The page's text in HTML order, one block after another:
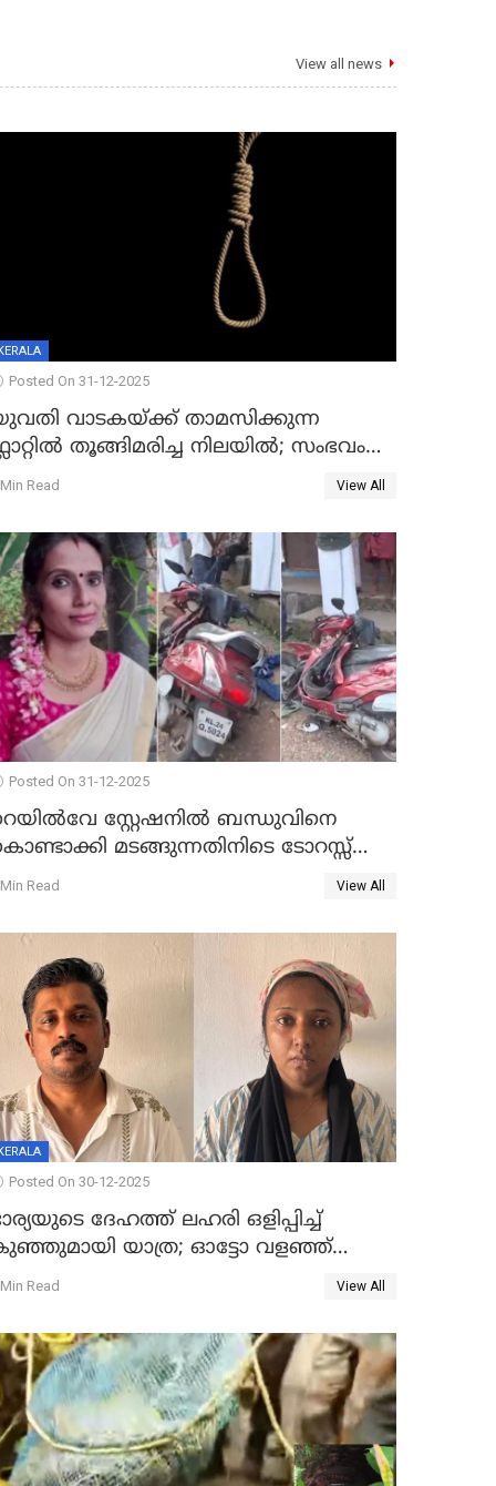
View all news
Posted On 31-12-2025
വാടകയ്ക്ക് താമസിക്കുന്ന
തൂങ്ങിമരിച്ച നിലയില്‍; സംഭവം
Read View All
Posted On 31-12-2025
സ്റ്റേഷനിൽ ബന്ധുവിനെ
മടങ്ങുന്നതിനിടെ ടോറസ്സ്
സ്കൂട്ടറിൽ ഇടിച്ചു : യുവതിക്ക്
Read View All
Posted On 30-12-2025
ദേഹത്ത് ലഹരി ഒളിപ്പിച്ച്
യാത്ര; ഓട്ടോ വളഞ്ഞ്
പിടികൂടി പൊലീസ്
Read View All